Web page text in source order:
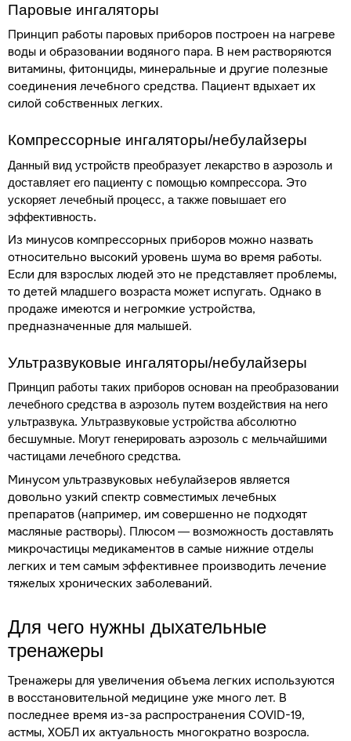
Паровые ингаляторы
Принцип работы паровых приборов построен на нагреве
воды и образовании водяного пара. В нем растворяются
витамины, фитонциды, минеральные и другие полезные
соединения лечебного средства. Пациент вдыхает их
силой собственных легких.
Компрессорные ингаляторы/небулайзеры
Данный вид устройств преобразует лекарство в аэрозоль и
доставляет его пациенту с помощью компрессора. Это
ускоряет лечебный процесс, а также повышает его
эффективность.
Из минусов компрессорных приборов можно назвать
относительно высокий уровень шума во время работы.
Если для взрослых людей это не представляет проблемы,
то детей младшего возраста может испугать. Однако в
продаже имеются и негромкие устройства,
предназначенные для малышей.
Ультразвуковые ингаляторы/небулайзеры
Принцип работы таких приборов основан на преобразовании
лечебного средства в аэрозоль путем воздействия на него
ультразвука. Ультразвуковые устройства абсолютно
бесшумные. Могут генерировать аэрозоль с мельчайшими
частицами лечебного средства.
Минусом ультразвуковых небулайзеров является
довольно узкий спектр совместимых лечебных
препаратов (например, им совершенно не подходят
масляные растворы). Плюсом — возможность доставлять
микрочастицы медикаментов в самые нижние отделы
легких и тем самым эффективнее производить лечение
тяжелых хронических заболеваний.
Для чего нужны дыхательные
тренажеры
Тренажеры для увеличения объема легких используются
в восстановительной медицине уже много лет. В
последнее время из-за распространения COVID-19,
астмы, ХОБЛ их актуальность многократно возросла.